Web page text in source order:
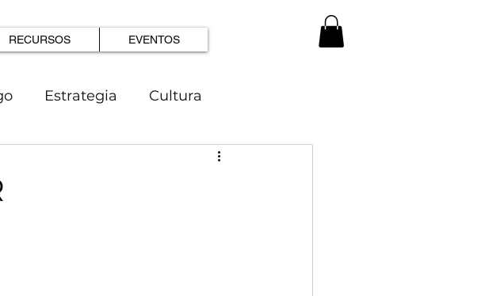
RECURSOS EVENTOS
Estrategia Cultura